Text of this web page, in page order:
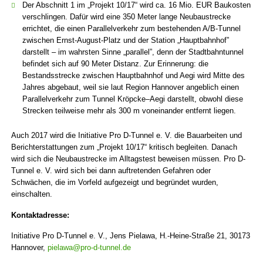
Der Abschnitt 1 im „Projekt 10/17“ wird ca. 16 Mio. EUR Baukosten
verschlingen. Dafür wird eine 350 Meter lange Neubaustrecke
errichtet, die einen Parallelverkehr zum bestehenden A/B-Tunnel
zwischen Ernst-August-Platz und der Station „Hauptbahnhof”
darstellt – im wahrsten Sinne „parallel”, denn der Stadtbahntunnel
befindet sich auf 90 Meter Distanz. Zur Erinnerung: die
Bestandsstrecke zwischen Hauptbahnhof und Aegi wird Mitte des
Jahres abgebaut, weil sie laut Region Hannover angeblich einen
Parallelverkehr zum Tunnel Kröpcke–Aegi darstellt, obwohl diese
Strecken teilweise mehr als 300 m voneinander entfernt liegen.
Auch 2017 wird die Initiative Pro D-Tunnel e. V. die Bauarbeiten und
Berichterstattungen zum „Projekt 10/17“ kritisch begleiten. Danach
wird sich die Neubaustrecke im Alltagstest beweisen müssen. Pro D-
Tunnel e. V. wird sich bei dann auftretenden Gefahren oder
Schwächen, die im Vorfeld aufgezeigt und begründet wurden,
einschalten.
Kontaktadresse:
Initiative Pro D-Tunnel e. V., Jens Pielawa, H.-Heine-Straße 21, 30173
Hannover, pielawa@pro-d-tunnel.de